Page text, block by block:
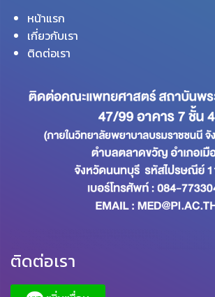
หน้าแรก
เกี่ยวกับเรา
ติดต่อเรา
ติดต่อเรา